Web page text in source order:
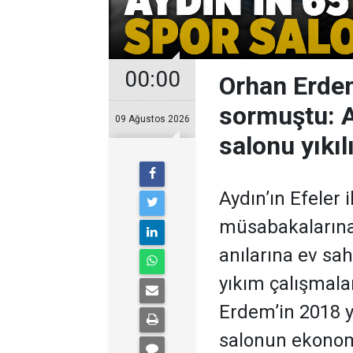
00:00
09 Ağustos 2026
Orhan
sormuştu:
salonu
Aydın’ın
anılarına ev
yıkım
Erdem’in 2018
salonun